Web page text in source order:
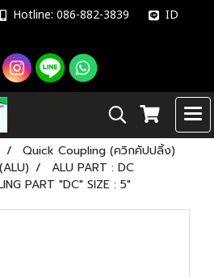
Hotline: 086-882-3839 ID
Quick Coupling (ควิกคัปปลิ้ง)
ALU PART : DC
PART "DC" SIZE : 5"